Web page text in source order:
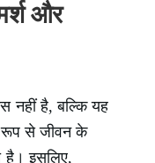
और
नहीं है, बल्कि यह
रूप से जीवन के
है। इसलिए,